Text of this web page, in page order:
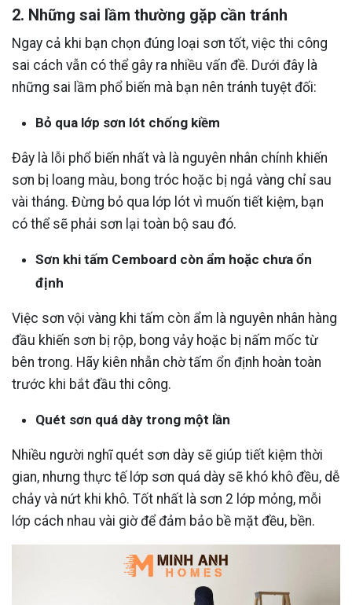
2. Những sai lầm thường gặp cần tránh
Ngay cả khi bạn chọn đúng loại sơn tốt, việc thi công
sai cách vẫn có thể gây ra nhiều vấn đề. Dưới đây là
những sai lầm phổ biến mà bạn nên tránh tuyệt đối:
Bỏ qua lớp sơn lót chống kiềm
Đây là lỗi phổ biến nhất và là nguyên nhân chính khiến
sơn bị loang màu, bong tróc hoặc bị ngả vàng chỉ sau
vài tháng. Đừng bỏ qua lớp lót vì muốn tiết kiệm, bạn
có thể sẽ phải sơn lại toàn bộ sau đó.
Sơn khi tấm Cemboard còn ẩm hoặc chưa ổn
định
Việc sơn vội vàng khi tấm còn ẩm là nguyên nhân hàng
đầu khiến sơn bị rộp, bong vảy hoặc bị nấm mốc từ
bên trong. Hãy kiên nhẫn chờ tấm ổn định hoàn toàn
trước khi bắt đầu thi công.
Quét sơn quá dày trong một lần
Nhiều người nghĩ quét sơn dày sẽ giúp tiết kiệm thời
gian, nhưng thực tế lớp sơn quá dày sẽ khó khô đều, dễ
chảy và nứt khi khô. Tốt nhất là sơn 2 lớp mỏng, mỗi
lớp cách nhau vài giờ để đảm bảo bề mặt đều, bền.